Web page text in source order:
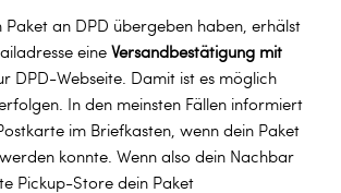
an DPD übergeben haben, erhälst
eine Versandbestätigung mit
DPD-Webseite. Damit ist es möglich
In den meinsten Fällen informiert
im Briefkasten, wenn dein Paket
konnte. Wenn also dein Nachbar
Pickup-Store dein Paket